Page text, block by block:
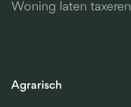
Woning laten taxeren
Agrarisch